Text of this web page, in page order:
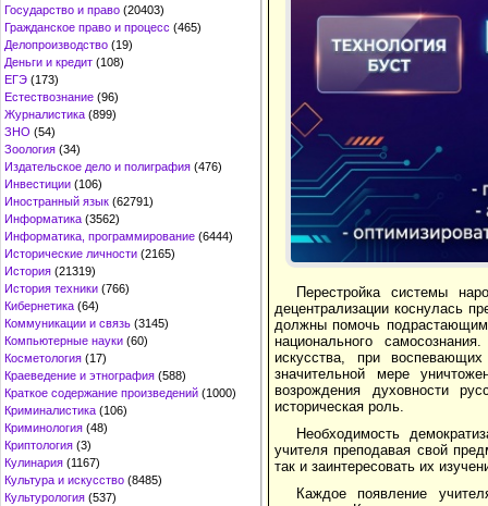
Государство и право (20403)
Гражданское право и процесс (465)
Делопроизводство (19)
Деньги и кредит (108)
ЕГЭ (173)
Естествознание (96)
Журналистика (899)
ЗНО (54)
Зоология (34)
Издательское дело и полиграфия (476)
Инвестиции (106)
Иностранный язык (62791)
Информатика (3562)
Информатика, программирование (6444)
Исторические личности (2165)
История (21319)
История техники (766)
Кибернетика (64)
Коммуникации и связь (3145)
Компьютерные науки (60)
Косметология (17)
Краеведение и этнография (588)
Краткое содержание произведений (1000)
Криминалистика (106)
Криминология (48)
Криптология (3)
Кулинария (1167)
Культура и искусство (8485)
Культурология (537)
Перестройка системы
децентрализации коснулась
должны помочь подрастающим
национального
искусства, при
значительной мере
возрождения духовности
историческая роль.
Необходимость
учителя преподавая свой
так и заинтересовать их
Каждое появление